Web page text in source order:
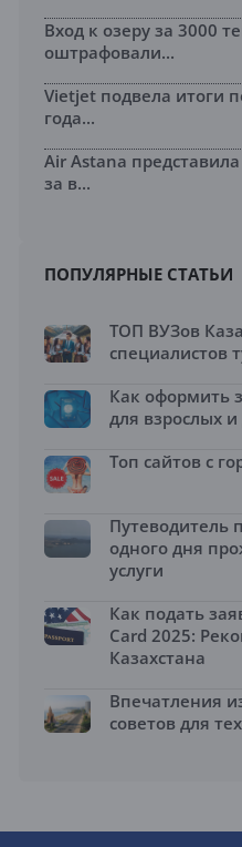
Вход к озеру за 3000
оштрафовали...
Vietjet подвела итоги
года...
Air Astana
за в...
ПОПУЛЯРНЫЕ СТАТЬИ
ТОП ВУЗов
специалистов
Как оформить
для взрослых и
Топ сайтов с
Путеводитель
одного дня
услуги
Как подать
Card 2025:
Казахстана
Впечатления
советов для